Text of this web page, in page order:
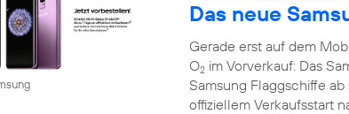
Das neue
Gerade erst auf dem
O2 im Vorverkauf: Das
Samsung Flaggschiffe
offiziellem Verkaufsstart